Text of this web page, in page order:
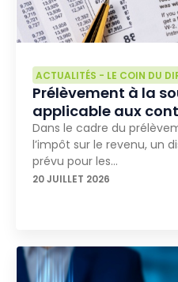
ACTUALITÉS - LE COIN DU
Prélèvement à la
applicable aux
Dans le cadre du
l’impôt sur le revenu, un
prévu pour les…
20 JUILLET 2026